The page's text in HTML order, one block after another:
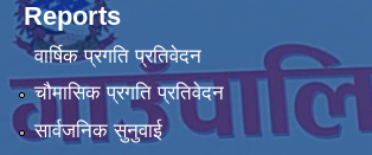
Reports
वार्षिक प्रगति प्रतिवेदन
चौमासिक प्रगति प्रतिवेदन
सार्वजनिक सुनुवाई